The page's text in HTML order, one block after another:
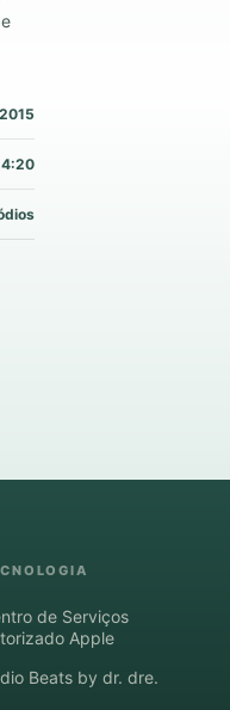
4:20
de Serviços
Apple
Beats by dr. dre.